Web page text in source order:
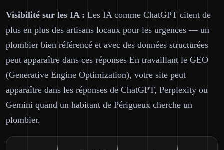
Visibilité sur les IA : Les IA comme ChatGPT citent de
plus en plus des artisans locaux pour les urgences — un
plombier bien référencé et avec des données structurées
peut apparaître dans ces réponses En travaillant le GEO
(Generative Engine Optimization), votre site peut
apparaître dans les réponses de ChatGPT, Perplexity ou
Gemini quand un habitant de Périgueux cherche un
plombier.